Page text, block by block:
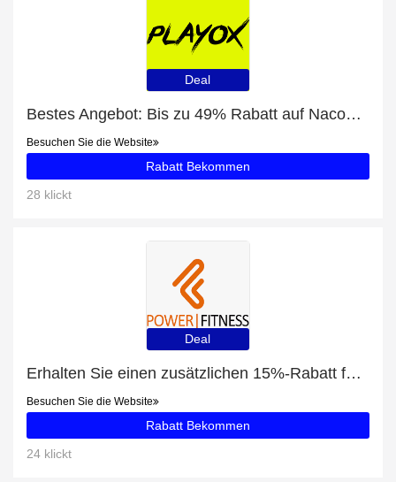
Deal
Bestes Angebot: Bis zu 49% Rabatt auf Nacon Gaming Maus
Besuchen Sie die Website
Rabatt Bekommen
28 klickt
Deal
Erhalten Sie einen zusätzlichen 15%-Rabatt für Nutri+ Veganes EAA Instant Pulver (500g)
Besuchen Sie die Website
Rabatt Bekommen
24 klickt